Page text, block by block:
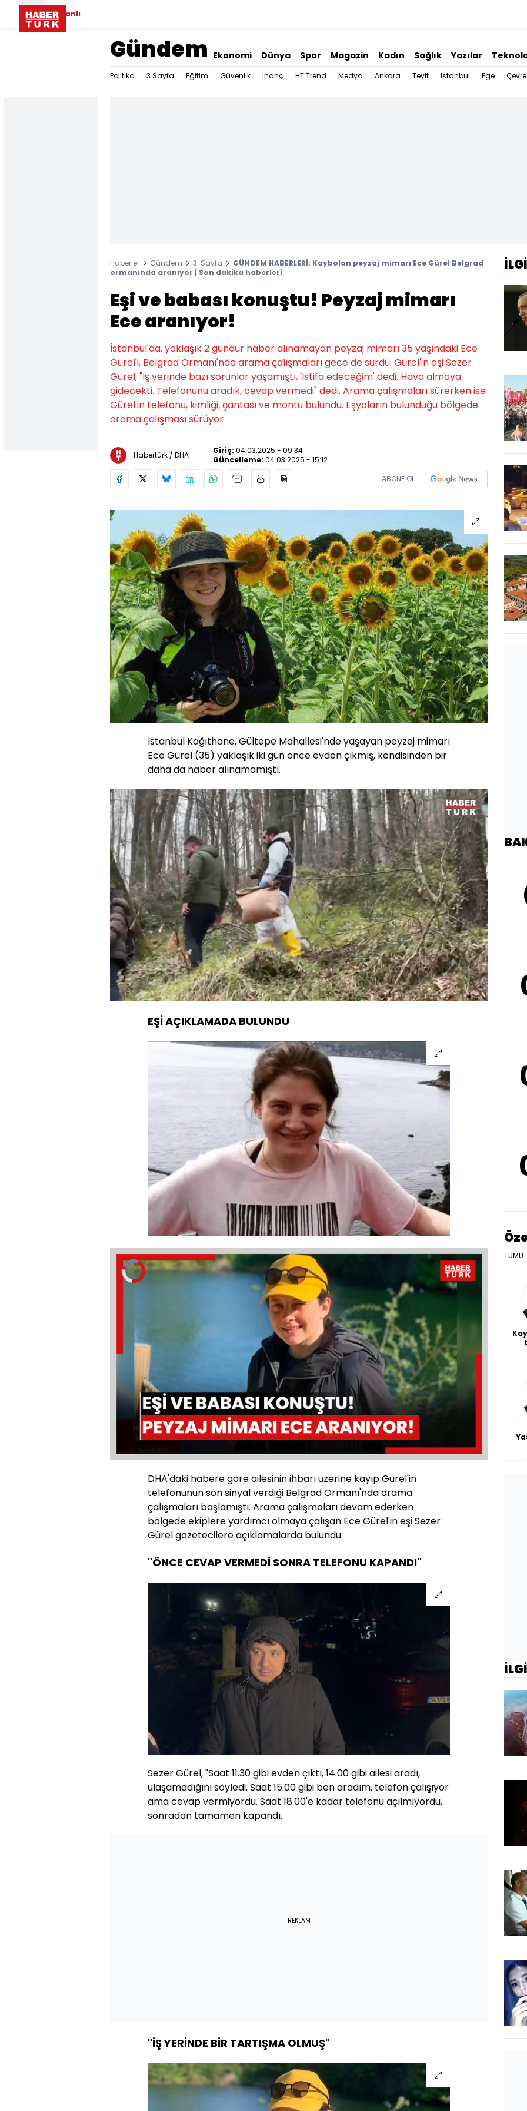
Canlı
Gündem Ekonomi Dünya Spor Magazin Kadın Sağlık Yazılar
Politika 3.Sayfa Eğitim Güvenlik İnanç HT Trend Medya Ankara Teyit İstanbul Ege Çevre
Haberler Gündem 3. Sayfa
GÜNDEM HABERLERİ: Kaybolan peyzaj mimarı Ece Gürel Belgrad
ormanında aranıyor | Son dakika haberleri
Eşi ve babası konuştu! Peyzaj mimarı
Ece aranıyor!
İstanbul'da, yaklaşık 2 gündür haber alınamayan peyzaj mimarı 35 yaşındaki Ece
Gürel'i, Belgrad Ormanı'nda arama çalışmaları gece de sürdü. Gürel'in eşi Sezer
Gürel, "İş yerinde bazı sorunlar yaşamıştı, 'İstifa edeceğim' dedi. Hava almaya
gidecekti. Telefonunu aradık, cevap vermedi" dedi. Arama çalışmaları sürerken ise
Gürel'in telefonu, kimliği, çantası ve montu bulundu. Eşyaların bulunduğu bölgede
arama çalışması sürüyor
Habertürk / DHA Giriş: 04.03.2025 - 09:34
Güncelleme: 04.03.2025 - 15:12
ABONE OL
İstanbul Kağıthane, Gültepe Mahallesi'nde yaşayan peyzaj mimarı
Ece Gürel (35) yaklaşık iki gün önce evden çıkmış, kendisinden bir
daha da haber alınamamıştı.
Sesi
Aç
Yüklendi:
60.18%
Oynatma
Hızı
EŞİ AÇIKLAMADA BULUNDU
Video
Oynatıcısı
yükleniyor.
Yüklendi:
Oynatma
DHA'daki habere göre ailesinin ihbarı üzerine kayıp Gürel'in
telefonunun son sinyal verdiği Belgrad Ormanı'nda arama
çalışmaları başlamıştı. Arama çalışmaları devam ederken
bölgede ekiplere yardımcı olmaya çalışan Ece Gürel'in eşi Sezer
Gürel gazetecilere açıklamalarda bulundu.
"ÖNCE CEVAP VERMEDİ SONRA TELEFONU KAPANDI"
Sezer Gürel, "Saat 11.30 gibi evden çıktı, 14.00 gibi ailesi aradı,
ulaşamadığını söyledi. Saat 15.00 gibi ben aradım, telefon çalışıyor
ama cevap vermiyordu. Saat 18.00'e kadar telefonu açılmıyordu,
sonradan tamamen kapandı.
REKLAM
"İŞ YERİNDE BİR TARTIŞMA OLMUŞ"
TÜMÜ